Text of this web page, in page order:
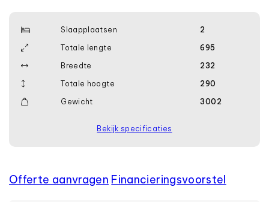
Slaapplaatsen
2
Totale lengte
695
Breedte
232
Totale hoogte
290
Gewicht
3002
Bekijk specificaties
Offerte aanvragen Financierings­voorstel